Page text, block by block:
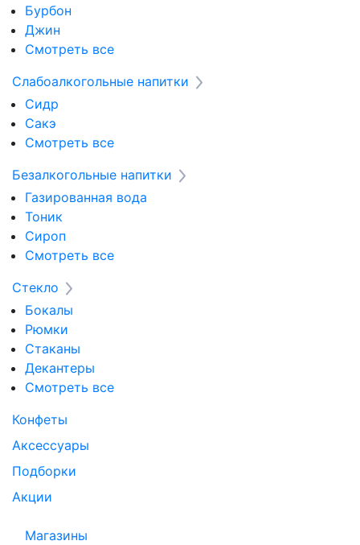
Бурбон
Джин
Смотреть все
Слабоалкогольные напитки
Сидр
Сакэ
Смотреть все
Безалкогольные напитки
Газированная вода
Тоник
Сироп
Смотреть все
Стекло
Бокалы
Рюмки
Стаканы
Декантеры
Смотреть все
Конфеты
Аксессуары
Подборки
Акции
Магазины